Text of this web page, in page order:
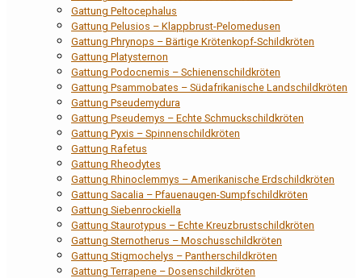
Gattung Peltocephalus
Gattung Pelusios – Klappbrust-Pelomedusen
Gattung Phrynops – Bärtige Krötenkopf-Schildkröten
Gattung Platysternon
Gattung Podocnemis – Schienenschildkröten
Gattung Psammobates – Südafrikanische Landschildkröten
Gattung Pseudemydura
Gattung Pseudemys – Echte Schmuckschildkröten
Gattung Pyxis – Spinnenschildkröten
Gattung Rafetus
Gattung Rheodytes
Gattung Rhinoclemmys – Amerikanische Erdschildkröten
Gattung Sacalia – Pfauenaugen-Sumpfschildkröten
Gattung Siebenrockiella
Gattung Staurotypus – Echte Kreuzbrustschildkröten
Gattung Sternotherus – Moschusschildkröten
Gattung Stigmochelys – Pantherschildkröten
Gattung Terrapene – Dosenschildkröten